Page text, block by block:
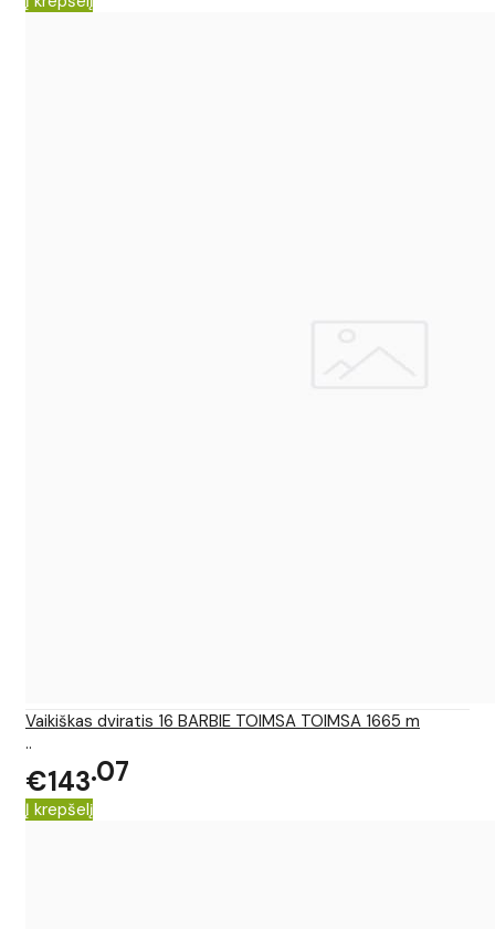
Vaikiškas dviratis 16 BARBIE TOIMSA TOIMSA 1665 m
..
€143 07
Į krepšelį